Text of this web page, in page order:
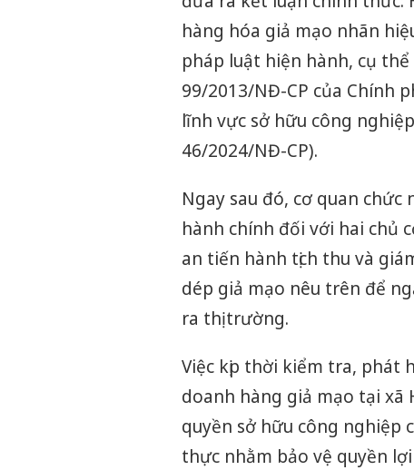
hàng hóa giả mạo nhãn
pháp luật hiện hành, cụ thể
99/2013/NĐ-CP của Chính
lĩnh vực sở hữu công
46/2024/NĐ-CP).
Ngay sau đó, cơ quan
hành chính đối với hai chủ
an tiến hành tịch thu và
dép giả mạo nêu trên để
ra thị trường.
Việc kịp thời kiểm tra, phát
doanh hàng giả mạo tại xã
quyền sở hữu công nghiệp
thực nhằm bảo vệ quyền